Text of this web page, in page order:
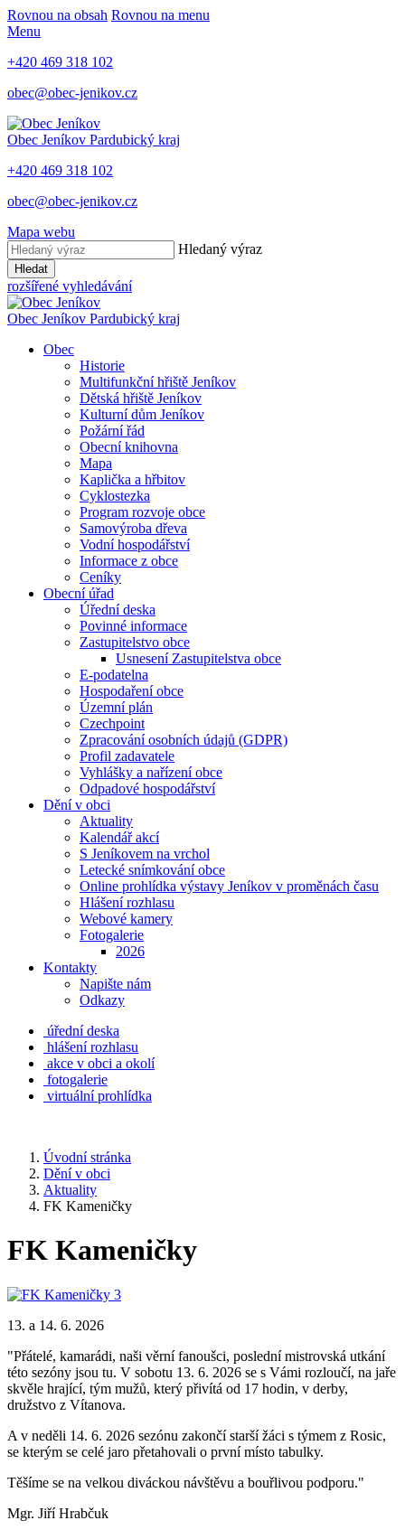
Rovnou na obsah Rovnou na menu
Menu
+420 469 318 102
obec@obec-jenikov.cz
Obec Jeníkov Pardubický kraj
+420 469 318 102
obec@obec-jenikov.cz
Mapa webu
Hledaný výraz
Hledat
rozšířené vyhledávání
Obec Jeníkov Pardubický kraj
Obec
Historie
Multifunkční hřiště Jeníkov
Dětská hřiště Jeníkov
Kulturní dům Jeníkov
Požární řád
Obecní knihovna
Mapa
Kaplička a hřbitov
Cyklostezka
Program rozvoje obce
Samovýroba dřeva
Vodní hospodářství
Informace z obce
Ceníky
Obecní úřad
Úřední deska
Povinné informace
Zastupitelstvo obce
Usnesení Zastupitelstva obce
E-podatelna
Hospodaření obce
Územní plán
Czechpoint
Zpracování osobních údajů (GDPR)
Profil zadavatele
Vyhlášky a nařízení obce
Odpadové hospodářství
Dění v obci
Aktuality
Kalendář akcí
S Jeníkovem na vrchol
Letecké snímkování obce
Online prohlídka výstavy Jeníkov v proměnách času
Hlášení rozhlasu
Webové kamery
Fotogalerie
2026
Kontakty
Napište nám
Odkazy
úřední deska
hlášení rozhlasu
akce v obci a okolí
fotogalerie
virtuální prohlídka
Úvodní stránka
Dění v obci
Aktuality
FK Kameničky
FK Kameničky
13. a 14. 6. 2026
"Přátelé, kamarádi, naši věrní fanoušci, poslední mistrovská utkání
této sezóny jsou tu. V sobotu 13. 6. 2026 se s Vámi rozloučí, na jaře
skvěle hrající, tým mužů, který přivítá od 17 hodin, v derby,
družstvo z Vítanova.
A v neděli 14. 6. 2026 sezónu zakončí starší žáci s týmem z Rosic,
se kterým se celé jaro přetahovali o první místo tabulky.
Těšíme se na velkou diváckou návštěvu a bouřlivou podporu."
Mgr. Jiří Hrabčuk